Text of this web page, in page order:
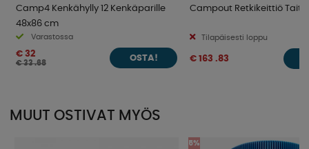
Camp4 Kenkähylly 12 Kenkäparille
48x86 cm
Varastossa
€ 32
€ 33 .68
OSTA!
Campout Retkikeittiö
Tilapäisesti loppu
€ 163 .83
MUUT OSTIVAT MYÖS
5%